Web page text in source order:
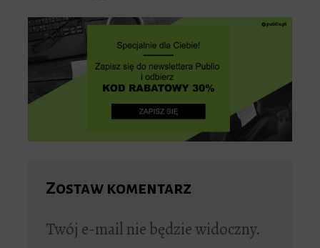
Zostaw komentarz
Twój e-mail nie będzie widoczny.